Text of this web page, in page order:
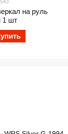
на руль
1 шт